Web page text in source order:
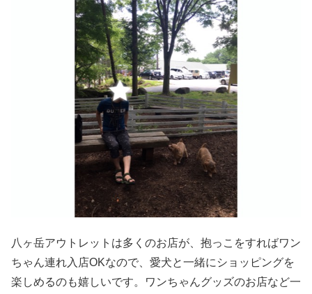
八ヶ岳アウトレットは多くのお店が、抱っこをすればワン
ちゃん連れ入店OKなので、愛犬と一緒にショッピングを
楽しめるのも嬉しいです。ワンちゃんグッズのお店など一